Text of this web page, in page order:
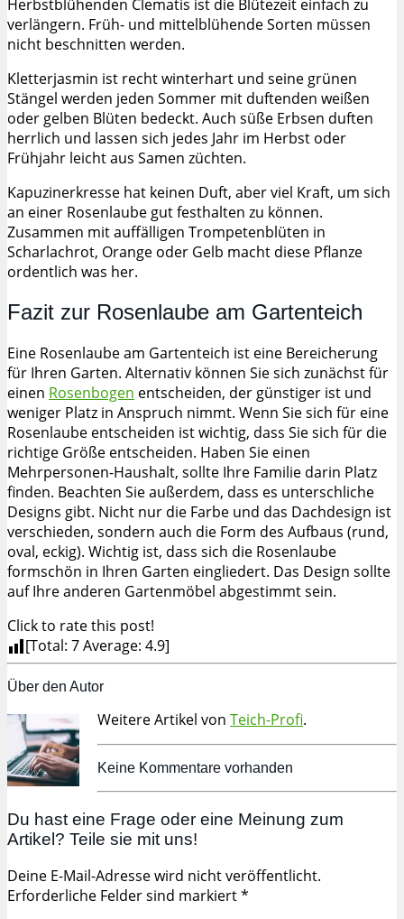
Herbstblühenden Clematis ist die Blütezeit einfach zu
verlängern. Früh- und mittelblühende Sorten müssen
nicht beschnitten werden.
Kletterjasmin ist recht winterhart und seine grünen
Stängel werden jeden Sommer mit duftenden weißen
oder gelben Blüten bedeckt. Auch süße Erbsen duften
herrlich und lassen sich jedes Jahr im Herbst oder
Frühjahr leicht aus Samen züchten.
Kapuzinerkresse hat keinen Duft, aber viel Kraft, um sich
an einer Rosenlaube gut festhalten zu können.
Zusammen mit auffälligen Trompetenblüten in
Scharlachrot, Orange oder Gelb macht diese Pflanze
ordentlich was her.
Fazit zur Rosenlaube am Gartenteich
Eine Rosenlaube am Gartenteich ist eine Bereicherung
für Ihren Garten. Alternativ können Sie sich zunächst für
einen Rosenbogen entscheiden, der günstiger ist und
weniger Platz in Anspruch nimmt. Wenn Sie sich für eine
Rosenlaube entscheiden ist wichtig, dass Sie sich für die
richtige Größe entscheiden. Haben Sie einen
Mehrpersonen-Haushalt, sollte Ihre Familie darin Platz
finden. Beachten Sie außerdem, dass es unterschliche
Designs gibt. Nicht nur die Farbe und das Dachdesign ist
verschieden, sondern auch die Form des Aufbaus (rund,
oval, eckig). Wichtig ist, dass sich die Rosenlaube
formschön in Ihren Garten eingliedert. Das Design sollte
auf Ihre anderen Gartenmöbel abgestimmt sein.
Click to rate this post!
[Total: 7Average: 4.9]
Über den Autor
Weitere Artikel von Teich-Profi.
Keine Kommentare vorhanden
Du hast eine Frage oder eine Meinung zum
Artikel? Teile sie mit uns!
Deine E-Mail-Adresse wird nicht veröffentlicht.
Erforderliche Felder sind markiert *